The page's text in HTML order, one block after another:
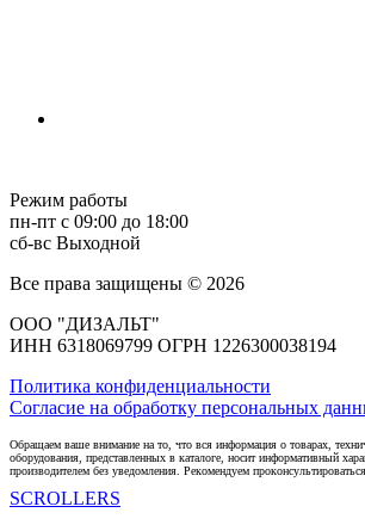
Режим работы
пн-пт с 09:00 до 18:00
сб-вс Выходной
Все права защищены © 2026
ООО "ДИЗАЛЬТ"
ИНН 6318069799 ОГРН 1226300038194
Политика конфиденциальности
Согласие на обработку персональных
Обращаем ваше внимание на то, что вся информация о товарах,
оборудования, представленных в каталоге, носит информативный
производителем без уведомления. Рекомендуем
SCROLLERS